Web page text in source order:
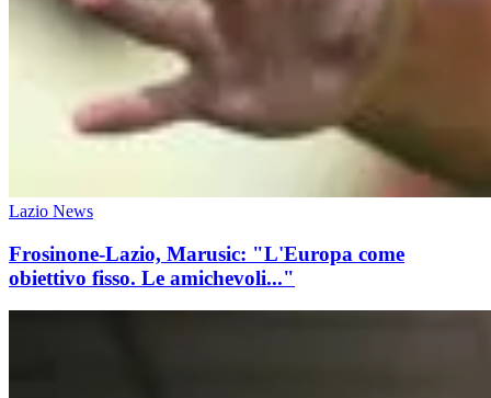
Lazio News
Frosinone-Lazio, Marusic: "L'Europa come
obiettivo fisso. Le amichevoli..."